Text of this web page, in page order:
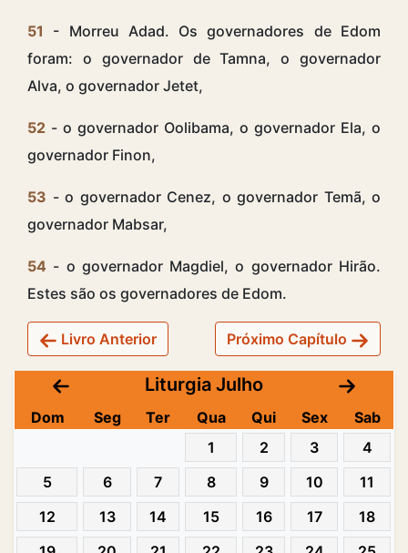
51 - Morreu Adad. Os governadores de Edom
foram: o governador de Tamna, o governador
Alva, o governador Jetet,
52 - o governador Oolibama, o governador Ela, o
governador Finon,
53 - o governador Cenez, o governador Temã, o
governador Mabsar,
54 - o governador Magdiel, o governador Hirão.
Estes são os governadores de Edom.
Livro Anterior Próximo Capítulo
Liturgia Julho
Dom Seg Ter Qua Qui Sex
Sab
1
2 3
4
5
6 7 8 9 10
11
12
13 14 15 16 17
18